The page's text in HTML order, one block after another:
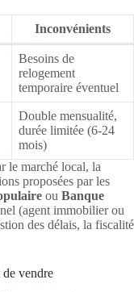
Inconvénients
Besoins de
relogement
temporaire éventuel
Double mensualité,
durée limitée (6-24
mois)
le marché local, la
proposées par les
ou Banque
(agent immobilier ou
des délais, la fiscalité
vendre